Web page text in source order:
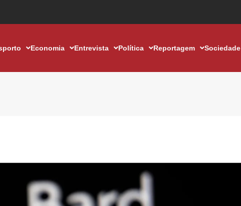
Economia Entrevista Política Reportagem Sociedade